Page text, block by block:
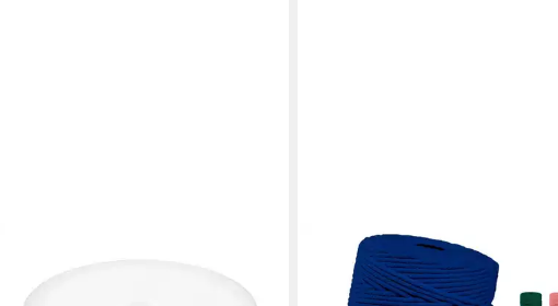
Bastelgarn, (Set)
FADENWELT
Makramee Garn 3mm x 100m,
Baumwollgarn für DIY Handwerk